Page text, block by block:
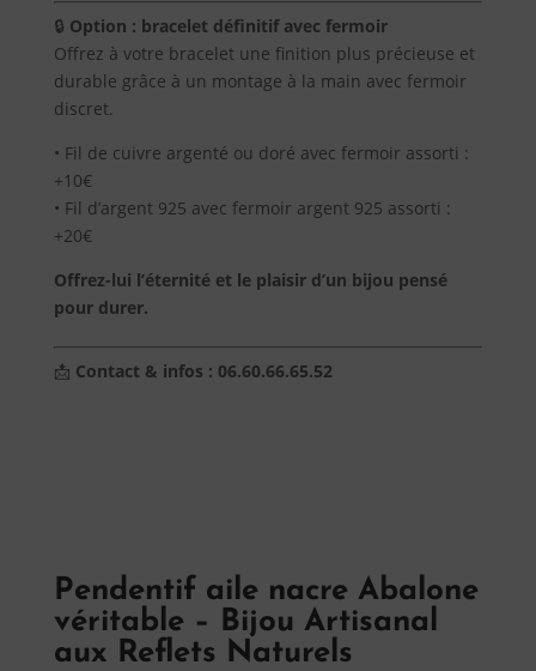
🔒 Option : bracelet définitif avec fermoir
Offrez à votre bracelet une finition plus précieuse et
durable grâce à un montage à la main avec fermoir
discret.
• Fil de cuivre argenté ou doré avec fermoir assorti :
+10€
• Fil d’argent 925 avec fermoir argent 925 assorti :
+20€
Offrez-lui l’éternité et le plaisir d’un bijou pensé
pour durer.
📩 Contact & infos : 06.60.66.65.52
Pendentif aile nacre Abalone
véritable – Bijou Artisanal
aux Reflets Naturels